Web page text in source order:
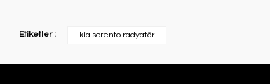
Etiketler : kia sorento radyatör